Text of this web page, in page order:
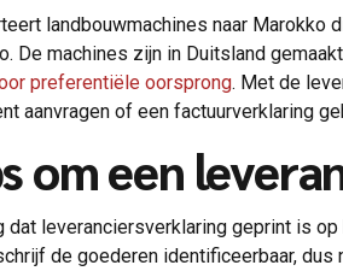
landbouwmachines naar Marokko
De machines zijn in Duitsland
preferentiële oorsprong. Met de
aanvragen of een factuurverklaring
om een
dat leveranciersverklaring geprint is
de goederen identificeerbaar, dus